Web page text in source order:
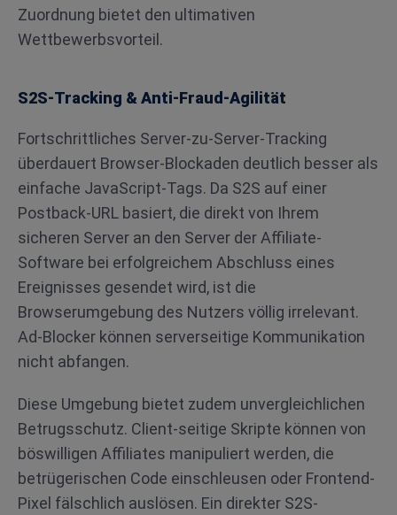
Zuordnung bietet den ultimativen
Wettbewerbsvorteil.
S2S-Tracking & Anti-Fraud-Agilität
Fortschrittliches Server-zu-Server-Tracking
überdauert Browser-Blockaden deutlich besser als
einfache JavaScript-Tags. Da S2S auf einer
Postback-URL basiert, die direkt von Ihrem
sicheren Server an den Server der Affiliate-
Software bei erfolgreichem Abschluss eines
Ereignisses gesendet wird, ist die
Browserumgebung des Nutzers völlig irrelevant.
Ad-Blocker können serverseitige Kommunikation
nicht abfangen.
Diese Umgebung bietet zudem unvergleichlichen
Betrugsschutz. Client-seitige Skripte können von
böswilligen Affiliates manipuliert werden, die
betrügerischen Code einschleusen oder Frontend-
Pixel fälschlich auslösen. Ein direkter S2S-